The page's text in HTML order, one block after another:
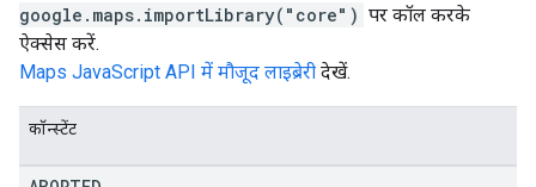
google.maps.importLibrary("core") पर कॉल करके
ऐक्सेस करें.
Maps JavaScript API में मौजूद लाइब्रेरी देखें.
कॉन्स्टेंट